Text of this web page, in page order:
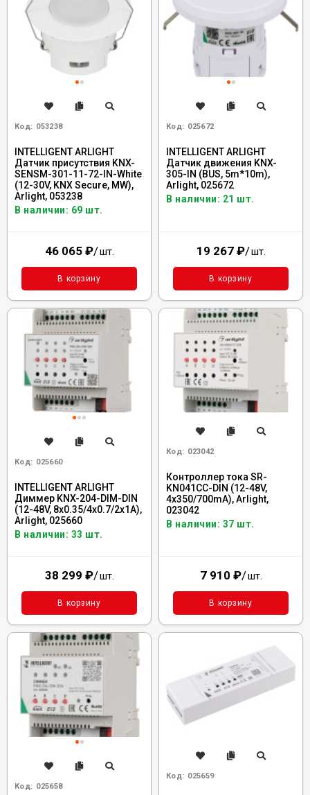
Код: 053238
INTELLIGENT ARLIGHT
Датчик присутствия KNX-
SENSM-301-11-72-IN-White
(12-30V, KNX Secure, MW),
Arlight, 053238
В наличии: 69 шт.
46 065 ₽/шт.
В корзину
Код: 025672
INTELLIGENT ARLIGHT
Датчик движения KNX-
305-IN (BUS, 5m*10m),
Arlight, 025672
В наличии: 21 шт.
19 267 ₽/шт.
В корзину
Код: 025660
INTELLIGENT ARLIGHT
Диммер KNX-204-DIM-DIN
(12-48V, 8x0.35/4x0.7/2x1A),
Arlight, 025660
В наличии: 33 шт.
38 299 ₽/шт.
В корзину
Код: 023042
Контроллер тока SR-
KN041CC-DIN (12-48V,
4x350/700mA), Arlight,
023042
В наличии: 37 шт.
7 910 ₽/шт.
В корзину
Код: 025658
Код: 025659